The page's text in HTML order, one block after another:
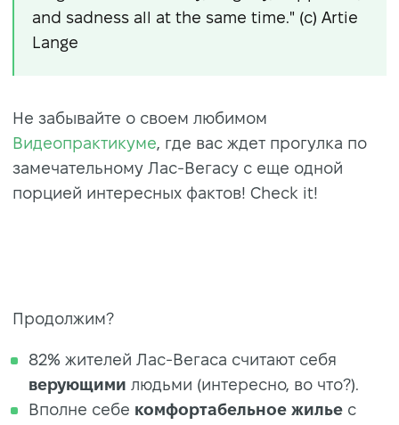
and sadness all at the same time." (c) Artie
Lange
Не забывайте о своем любимом
Видеопрактикуме, где вас ждет прогулка по
замечательному Лас-Вегасу с еще одной
порцией интересных фактов! Check it!
Продолжим?
82% жителей Лас-Вегаса считают себя
верующими людьми (интересно, во что?).
Вполне себе комфортабельное жилье с